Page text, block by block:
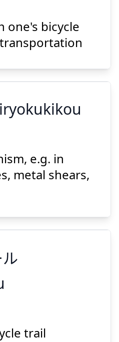
輪
りん
one's bicycle
倍
力
ばい
りょく
e.g. in
metal shears,
レール
trail